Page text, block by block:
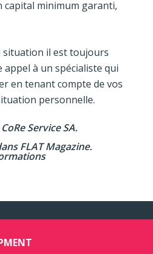
capital minimum garanti,
situation il est toujours
appel à un spécialiste qui
en tenant compte de vos
personnelle.
Service SA.
FLAT Magazine.